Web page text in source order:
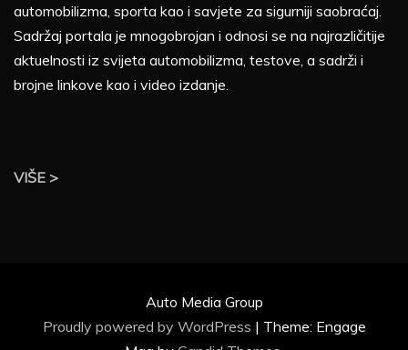
automobilizma, sporta kao i savjete za sigurniji saobraćaj.
Sadržaj portala je mnogobrojan i odnosi se na najrazličitije
aktuelnosti iz svijeta automobilizma, testove, a sadrži i
brojne linkove kao i video izdanje.
VIŠE >
Auto Media Group
Proudly powered by WordPress | Theme: Engage